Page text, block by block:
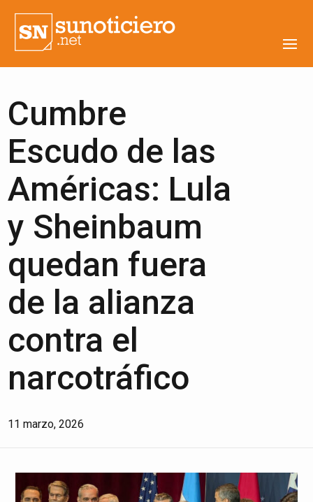
Cumbre
Escudo de las
Américas: Lula
y Sheinbaum
quedan fuera
de la alianza
contra el
narcotráfico
11 marzo, 2026